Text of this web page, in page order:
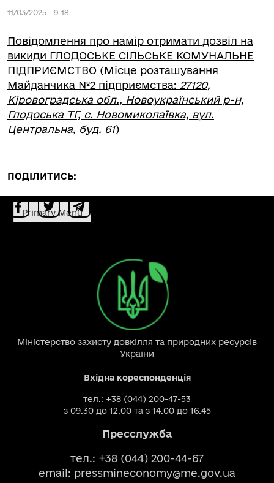
11/03/2025 : 9:18
Повідомлення про намір отримати дозвіл на
викиди ГЛОДОСЬКЕ СІЛЬСЬКЕ КОМУНАЛЬНЕ
ПІДПРИЄМСТВО (Місце розташування
Майданчика №2 підприємства: 27120,
Кіровоградська обл., Новоукраїнський р-н,
Глодоська ТГ, с. Новомиколаївка, вул.
Центральна, буд. 61)
ПОДІЛИТИСЬ:
Primary Menu
Міністерство захисту довкілля та природних ресурсів
України
Вхідна кореспонденція
тел.: +38 (044) 200-47-53
з 09.30 до 12.00 та з 14.00 до 16.45
Пресслужба
тел.: +38 (044) 200-44-67
email: pressmineconomy@me.gov.ua